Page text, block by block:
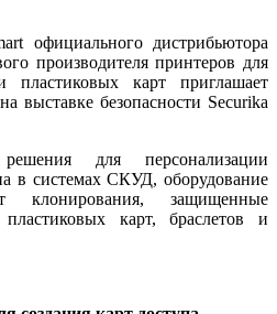
официального дистрибьютора
производителя принтеров для
пластиковых карт приглашает
выставке безопасности Securika
для персонализации
в системах СКУД, оборудование
защищенные
карт, браслетов и